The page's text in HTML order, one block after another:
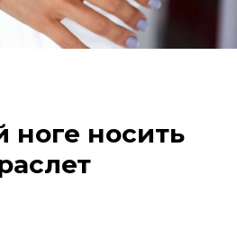
ноге носить